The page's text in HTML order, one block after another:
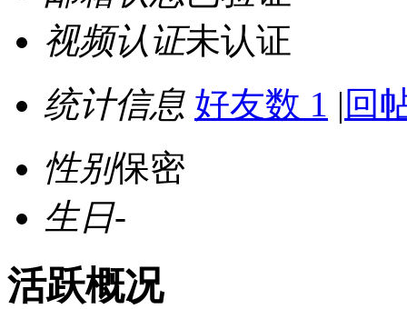
视频认证未认证
统计信息 好友数 1 | 回
性别保密
生日-
活跃概况